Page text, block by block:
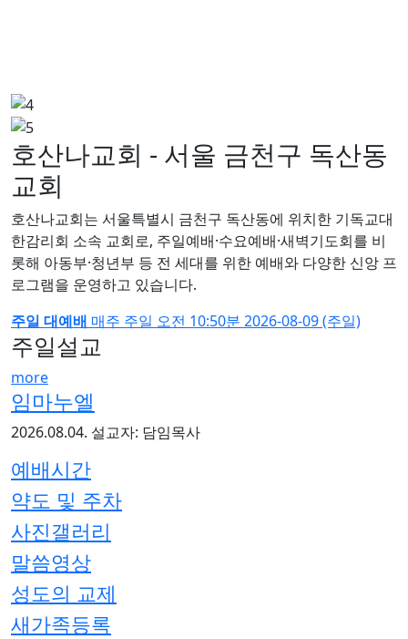
호산나교회 - 서울 금천구 독산동
교회
호산나교회는 서울특별시 금천구 독산동에 위치한 기독교대
한감리회 소속 교회로, 주일예배·수요예배·새벽기도회를 비
롯해 아동부·청년부 등 전 세대를 위한 예배와 다양한 신앙 프
로그램을 운영하고 있습니다.
주일 대예배 매주 주일 오전 10:50분 2026-08-09 (주일)
주일설교
more
임마누엘
2026.08.04. 설교자: 담임목사
예배시간
약도 및 주차
사진갤러리
말씀영상
성도의 교제
새가족등록